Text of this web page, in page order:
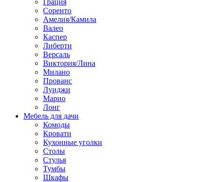
Грация
Соренто
Амелия/Камила
Валео
Каспер
Либерти
Версаль
Виктория/Лина
Милано
Прованс
Луиджи
Марио
Лонг
Мебель для дачи
Комоды
Кровати
Кухонные уголки
Столы
Стулья
Тумбы
Шкафы